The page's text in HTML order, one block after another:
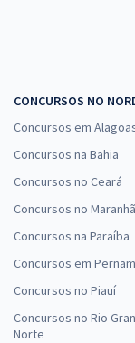
CONCURSOS NO
Concursos em
Concursos na Bahia
Concursos no Ceará
Concursos no
Concursos na Paraíba
Concursos em
Concursos no Piauí
Concursos no Rio
Norte